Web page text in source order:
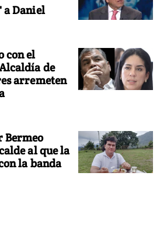
Daniel
con el
de
arremeten
Bermeo
al que la
la banda